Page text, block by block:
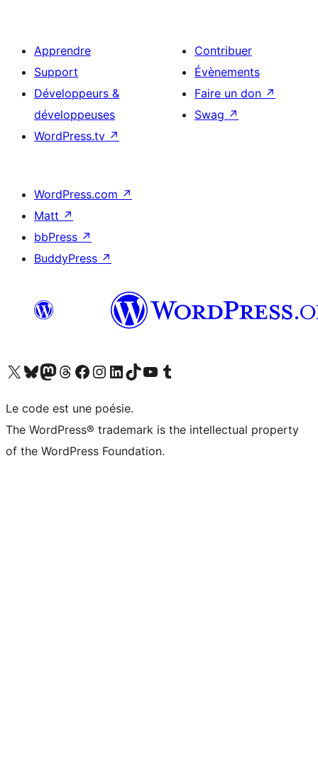
Apprendre
Support
Développeurs &
développeuses
WordPress.tv ↗
Contribuer
Évènements
Faire un don ↗
Swag ↗
WordPress.com ↗
Matt ↗
bbPress ↗
BuddyPress ↗
Visitez notre compte X (précédemment Twitter)
Visiter notre compte Bluesky
Visiter notre compte Mastodon
Visiter notre compte Threads
Consulter notre compte Facebook
Consulter notre compte Instagram
Consulter notre compte LinkedIn
Visiter notre compte TokTok
Visiter notre chaîne YouTube
Visiter notre compte Tumblr
Le code est une poésie.
The WordPress® trademark is the intellectual property
of the WordPress Foundation.